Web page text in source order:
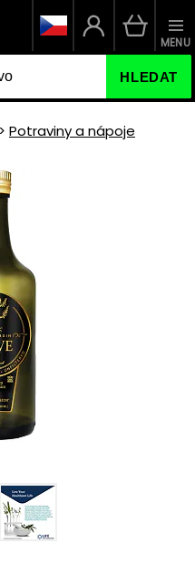
HLEDAT
MENU
Potraviny a nápoje